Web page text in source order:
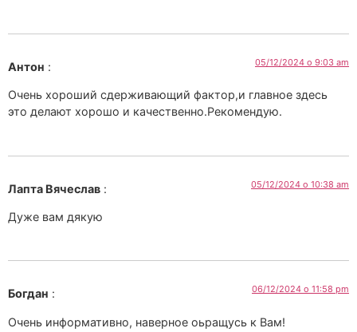
Антон : 05/12/2024 о 9:03 am
Очень хороший сдерживающий фактор,и главное здесь
это делают хорошо и качественно.Рекомендую.
Лапта Вячеслав : 05/12/2024 о 10:38 am
Дуже вам дякую
Богдан : 06/12/2024 о 11:58 pm
Очень информативно, наверное оьращусь к Вам!